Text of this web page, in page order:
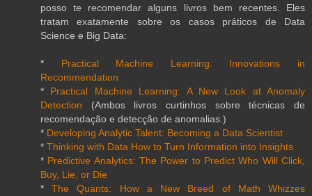
posso te recomendar alguns livros bem recentes. Eles
tratam exatamente sobre os casos práticos de Data
Science e Big Data:
* Practical Machine Learning: Innovations in
Recommendation
* Practical Machine Learning: A New Look at Anomaly
Detection (Ambos livros curtinhos sobre técnicas de
recomendação e detecção de anomalias.)
* Developing Analytic Talent: Becoming a Data Scientist
* Thinking with Data How to Turn Information into Insights
* Predictive Analytics: The Power to Predict Who Will Click,
Buy, Lie, or Die
*The Quants: How a New Breed of Math Whizzes